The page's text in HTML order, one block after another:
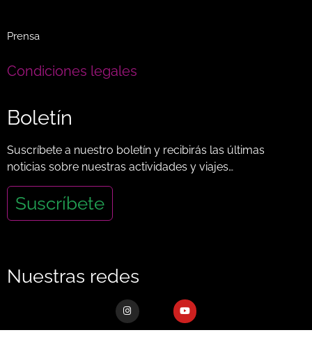
Prensa
Condiciones legales
Boletín
Suscríbete a nuestro boletín y recibirás las últimas
noticias sobre nuestras actividades y viajes…
Suscríbete
Nuestras redes